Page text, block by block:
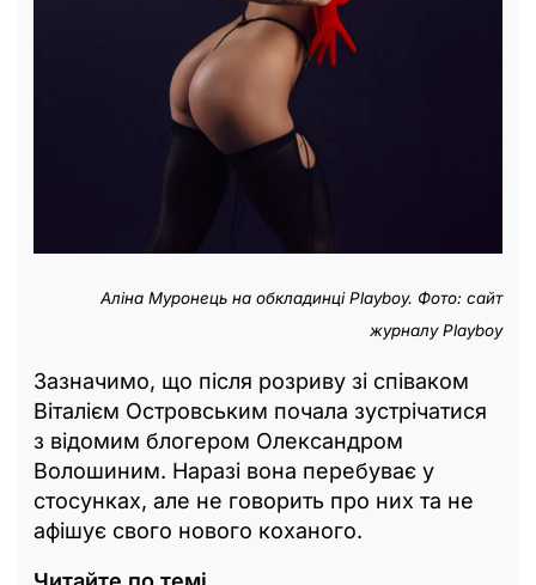
Аліна Муронець на обкладинці Playboy. Фото: сайт
журналу Playboy
Зазначимо, що після розриву зі співаком
Віталієм Островським почала зустрічатися
з відомим блогером Олександром
Волошиним. Наразі вона перебуває у
стосунках, але не говорить про них та не
афішує свого нового коханого.